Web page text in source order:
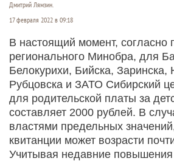
Дмитрий Лямзин.
17 февраля 2022 в 09:18
В настоящий момент, согласно
регионального Минобра, для
Белокурихи, Бийска, Заринска,
Рубцовска и ЗАТО Сибирский
для родительской платы за
составляет 2000 рублей. В
властями предельных
квитанции может возрасти
Учитывая недавние